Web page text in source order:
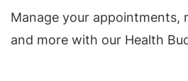
Manage your appointments,
and more with our Health